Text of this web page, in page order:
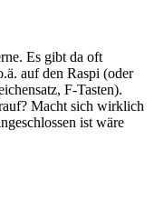
Es gibt da oft
auf den Raspi (oder
F-Tasten).
Macht sich wirklich
ist wäre